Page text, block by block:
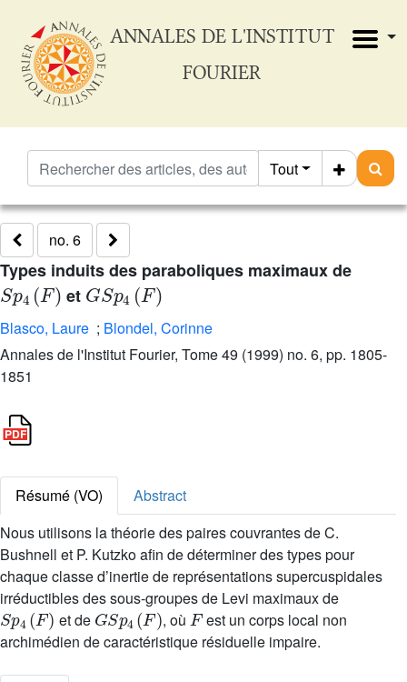
ANNALES DE L'INSTITUT
FOURIER
Tout
no. 6
Types induits des paraboliques maximaux de
Sp4(F)
et
GSp4(F)
Blasco, Laure ; Blondel, Corinne
Annales de l'Institut Fourier, Tome 49 (1999) no. 6, pp. 1805-
1851
Résumé (VO)
Abstract
Nous utilisons la théorie des paires couvrantes de C.
Bushnell et P. Kutzko afin de déterminer des types pour
chaque classe d’inertie de représentations supercuspidales
irréductibles des sous-groupes de Levi maximaux de
Sp4(F)
et de
GSp4(F)
, où
F
est un corps local non
archimédien de caractéristique résiduelle impaire.